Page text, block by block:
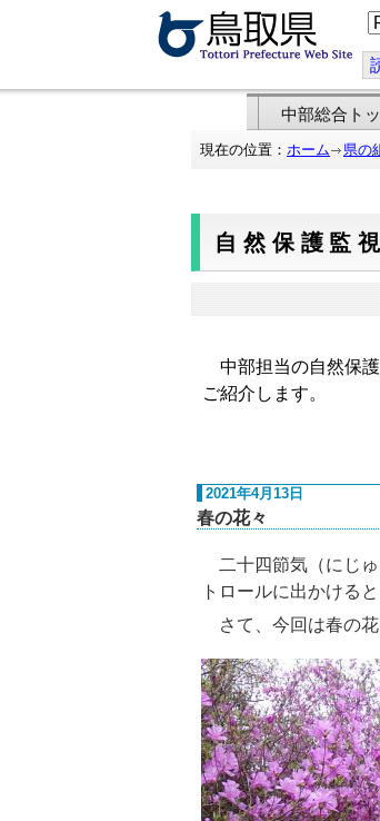
こ
の
ジ
を
翻
訳
す
中部総合ト
現在の位置： ホーム 県の
自然保護監
中部担当の自然保護
ご紹介します。
2021年4月13日
春の花々
二十四節気（にじゅ
トロールに出かける
さて、今回は春の花